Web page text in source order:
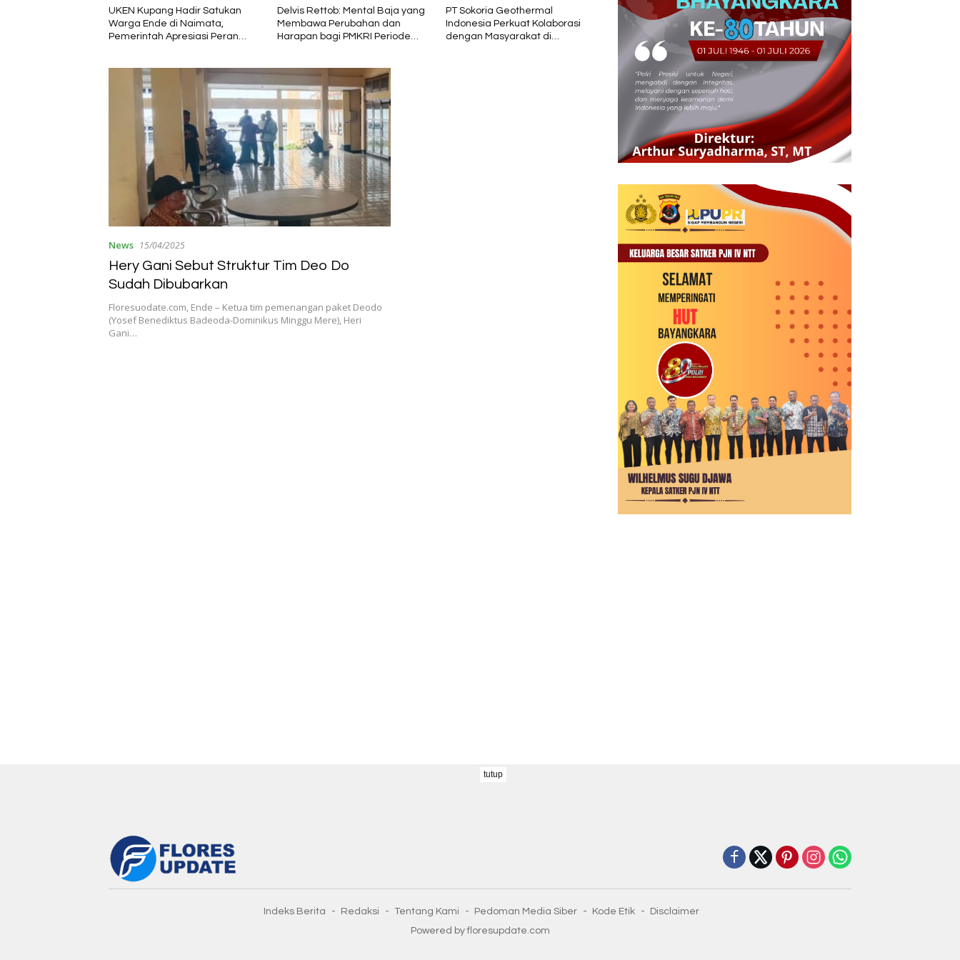
Delvis Rettob: Mental Baja yang
Membawa Perubahan dan
Harapan bagi PMKRI Periode
PT Sokoria Geothermal
Indonesia Perkuat Kolaborasi
dengan Masyarakat di
Jokowi Dinilai Tinggalkan Jejak
Pembangunan yang Kuat di
Nusa Tenggara Timur
Megi Sigasare: Srikandi
Tangguh dan Anak Ideologis Yos
Sigasare di DPRD Ende
OMK HTSPM Moni Sukes gelar
Turnamen Bola Voli HTSPM Cup II
News 15/04/2025
Hery Gani Sebut Struktur Tim Deo Do
Sudah Dibubarkan
Floresuodate.com, Ende – Ketua tim pemenangan paket Deodo
(Yosef Benediktus Badeoda-Dominikus Minggu Mere), Heri
Gani…
Indeks Berita Redaksi Tentang Kami Pedoman Media Siber Kode Etik
Disclaimer
Powered by floresupdate.com
tutup